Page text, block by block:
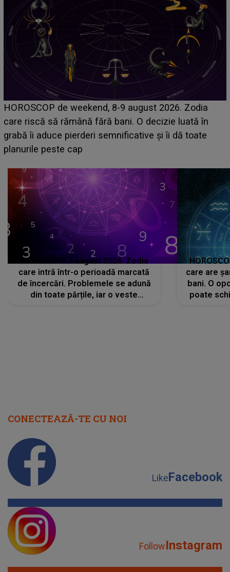
Emanuel a ținut ACEST DETALIU ASCUNS până
acum! În fața Alexandrei, concurentul din Casa Iubirii
face o MĂRTURISIRE NEAȘTEPTATĂ despre mama
sa: "I-am spus și ei în față, eu nu te iubesc pentru
HOROSCOP 7 august 2026. Zodia
care intră într-o perioadă marcată
de încercări. Problemele se adună
din toate părțile, iar o veste
care are
bani. O
poate
CONECTEAZĂ-TE CU NOI
LikeFacebook
FollowInstagram